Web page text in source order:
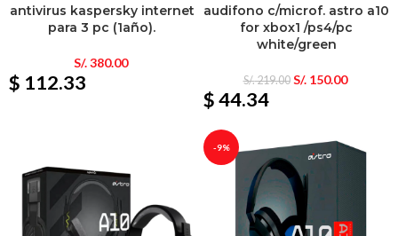
antivirus kaspersky internet
para 3 pc (1año).
S/.380.00
$ 112.33
audifono c/microf. astro a10
for xbox1 /ps4/pc
white/green
S/.219.00 S/.150.00
$ 44.34
-9%